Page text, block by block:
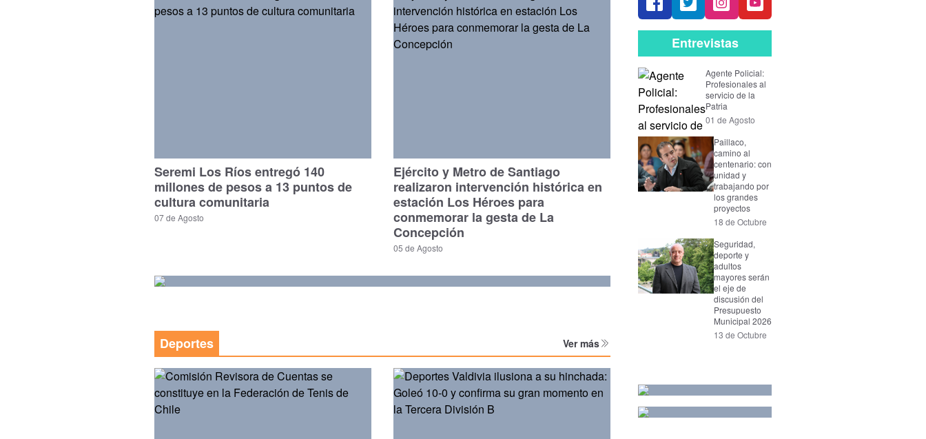
Seremi Los Ríos entregó 140
millones de pesos a 13 puntos de
cultura comunitaria
07 de Agosto
Ejército y Metro de Santiago
realizaron intervención histórica en
estación Los Héroes para
conmemorar la gesta de La
Concepción
05 de Agosto
Deportes Ver más
Entrevistas
Agente Policial:
Profesionales al
servicio de la
Patria
01 de Agosto
Paillaco,
camino al
centenario: con
unidad y
trabajando por
los grandes
proyectos
18 de Octubre
Seguridad,
deporte y
adultos
mayores serán
el eje de
discusión del
Presupuesto
Municipal 2026
13 de Octubre